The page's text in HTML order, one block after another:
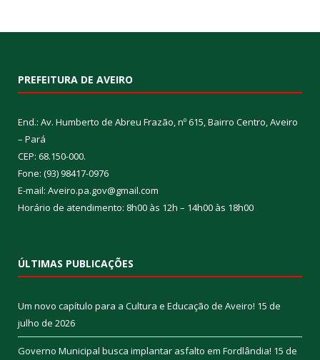
PREFEITURA DE AVEIRO
End.: Av. Humberto de Abreu Frazão, nº 615, Bairro Centro, Aveiro
– Pará
CEP: 68.150-000.
Fone: (93) 98417-0976
E-mail: Aveiro.pa.gov@gmail.com
Horário de atendimento: 8h00 às 12h – 14h00 às 18h00
ÚLTIMAS PUBLICAÇÕES
Um novo capítulo para a Cultura e Educação de Aveiro! 15 de
julho de 2026
Governo Municipal busca implantar asfalto em Fordlândia! 15 de